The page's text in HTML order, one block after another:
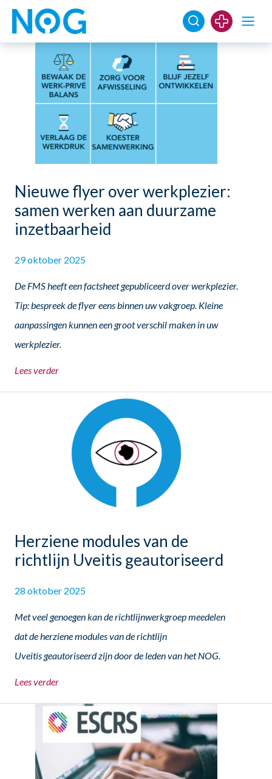
Nieuwe flyer over werkplezier:
samen werken aan duurzame
inzetbaarheid
29 oktober 2025
De FMS heeft een factsheet gepubliceerd over werkplezier.
Tip: bespreek de flyer eens binnen uw vakgroep. Kleine
aanpassingen kunnen een groot verschil maken in uw
werkplezier.
Lees verder
Herziene modules van de
richtlijn Uveitis geautoriseerd
28 oktober 2025
Met veel genoegen kan de richtlijnwerkgroep meedelen
dat de herziene modules van de richtlijn
Uveitis geautoriseerd zijn door de leden van het NOG.
Lees verder